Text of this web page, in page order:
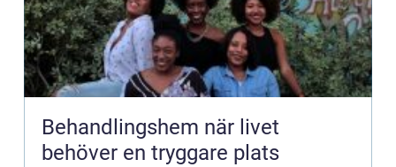
Behandlingshem när livet
behöver en tryggare plats